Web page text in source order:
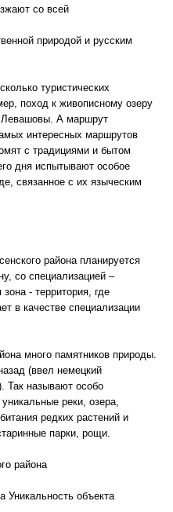
со всей
природой и русским
туристических
поход к живописному озеру
Левашовы. А маршрут
интересных маршрутов
с традициями и бытом
дня испытывают особое
связанное с их языческим
района планируется
со специализацией –
зона - территория, где
в качестве специализации
много памятников природы.
(ввел немецкий
Так называют особо
реки, озера,
редких растений и
парки, рощи.
района
объекта